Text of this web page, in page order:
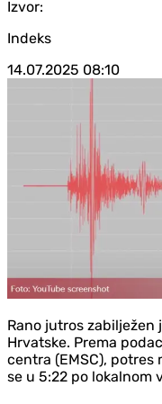
Izvor:
Indeks
14.07.2025 08:10
Rano jutros
Hrvatske. Prema
centra (EMSC),
se u 5:22 po lokalnom